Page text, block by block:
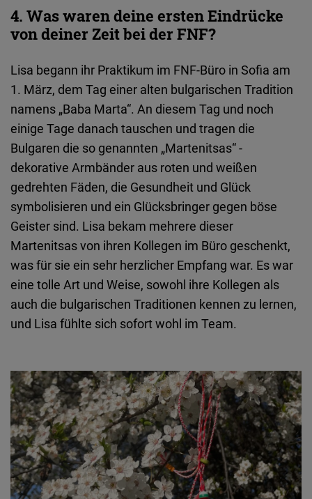
4. Was waren deine ersten Eindrücke
von deiner Zeit bei der FNF?
Lisa begann ihr Praktikum im FNF-Büro in Sofia am
1. März, dem Tag einer alten bulgarischen Tradition
namens „Baba Marta“. An diesem Tag und noch
einige Tage danach tauschen und tragen die
Bulgaren die so genannten „Martenitsas“ -
dekorative Armbänder aus roten und weißen
gedrehten Fäden, die Gesundheit und Glück
symbolisieren und ein Glücksbringer gegen böse
Geister sind. Lisa bekam mehrere dieser
Martenitsas von ihren Kollegen im Büro geschenkt,
was für sie ein sehr herzlicher Empfang war. Es war
eine tolle Art und Weise, sowohl ihre Kollegen als
auch die bulgarischen Traditionen kennen zu lernen,
und Lisa fühlte sich sofort wohl im Team.